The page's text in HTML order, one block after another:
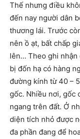
Thế nhưng điều
đến nay người dân
thương lái. Trước
nên ồ ạt, bất chấp
lên… Theo ghi nhận
bị đốn hạ có hàng
đường kính từ 40 –
gốc. Nhiều nơi, gốc
ngang trên đất. Ở
diện tích nhỏ được
đa phần đang để